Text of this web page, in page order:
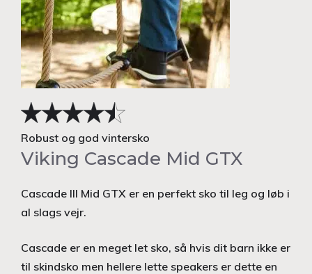
Robust og god vintersko
Viking Cascade Mid GTX
Cascade III Mid GTX er en perfekt sko til leg og løb i
al slags vejr.
Cascade er en meget let sko, så hvis dit barn ikke er
til skindsko men hellere lette speakers er dette en